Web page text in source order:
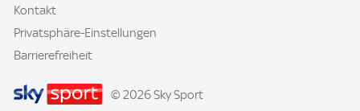
Kontakt
Privatsphäre-Einstellungen
Barrierefreiheit
© 2026 Sky Sport